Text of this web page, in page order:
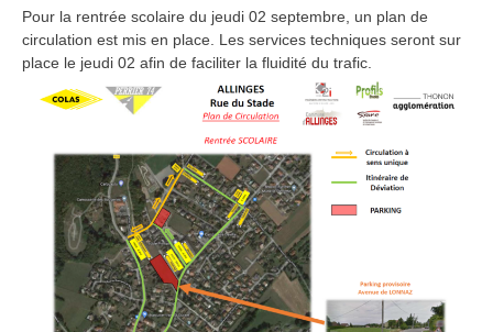
Pour la rentrée scolaire du jeudi 02 septembre, un plan de
circulation est mis en place. Les services techniques seront sur
place le jeudi 02 afin de faciliter la fluidité du trafic.